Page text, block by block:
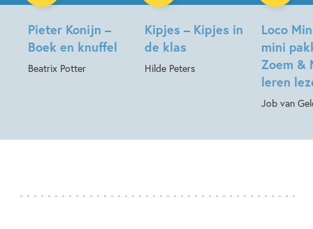
Pieter Konijn –
Boek en knuffel
Beatrix Potter
Kipjes – Kipjes in
de klas
Hilde Peters
Loco
mini
Zoem &
leren
Job van